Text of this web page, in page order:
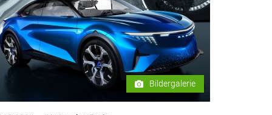
Bildergalerie